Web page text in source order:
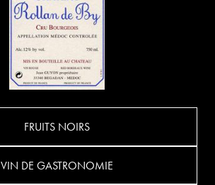
FRUITS NOIRS
VIN DE GASTRONOMIE